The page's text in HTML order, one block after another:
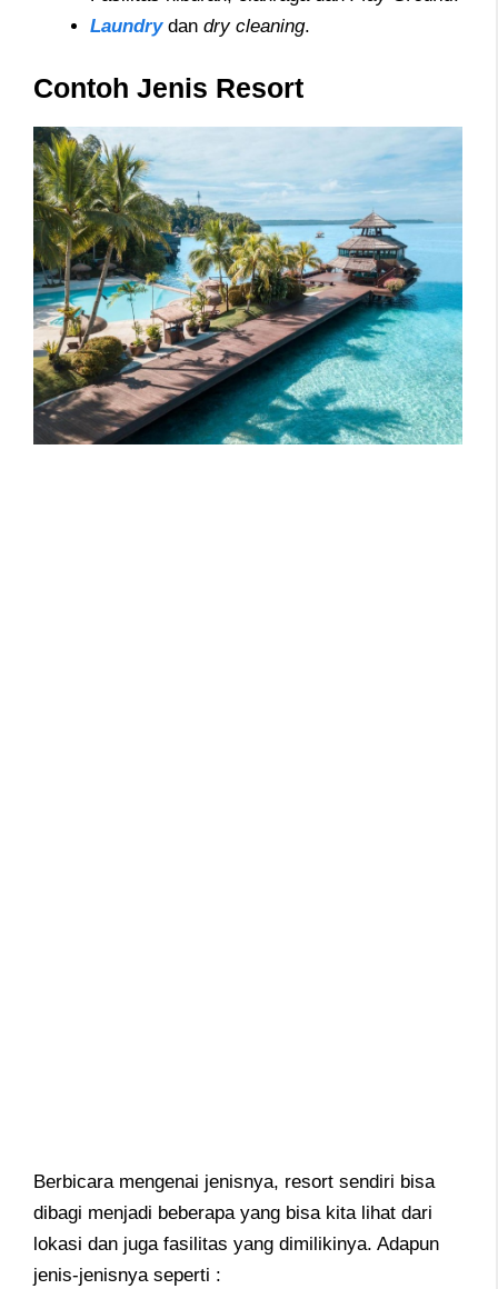
Laundrydan dry cleaning.
Contoh Jenis Resort
Berbicara mengenai jenisnya, resort sendiri bisa
dibagi menjadi beberapa yang bisa kita lihat dari
lokasi dan juga fasilitas yang dimilikinya. Adapun
jenis-jenisnya seperti :